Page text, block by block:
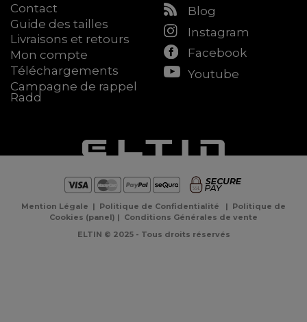
Contact
Guide des tailles
Livraisons et retours
Mon compte
Téléchargements
Campagne de rappel
Radd
Blog
Instagram
Facebook
Youtube
Mention Légale | Politique de Confidentialité | Politique de
Cookies (panel) | Conditions Générales de vente
ELTIN © 2025 - Tous droits réservés